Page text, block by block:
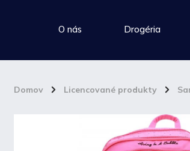
O nás Drogéria
Domov / Licencované produkty /